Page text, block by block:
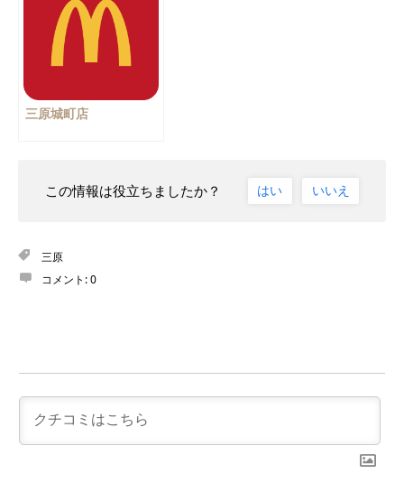
三原城町店
この情報は役立ちましたか？ はい いいえ
三原
コメント:0